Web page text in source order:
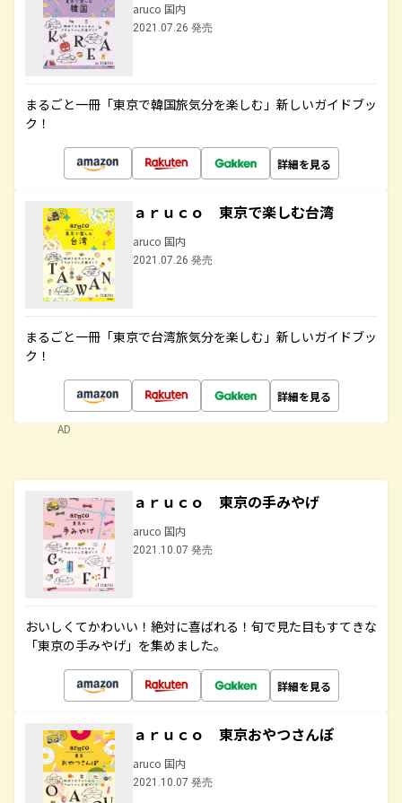
aruco 国内
2021.07.26 発売
まるごと一冊「東京で韓国旅気分を楽しむ」新しいガイドブッ
ク！
詳細を見る
ａｒｕｃｏ 東京で楽しむ台湾
aruco 国内
2021.07.26 発売
まるごと一冊「東京で台湾旅気分を楽しむ」新しいガイドブッ
ク！
詳細を見る
AD
ａｒｕｃｏ 東京の手みやげ
aruco 国内
2021.10.07 発売
おいしくてかわいい！絶対に喜ばれる！旬で見た目もすてきな
「東京の手みやげ」を集めました。
詳細を見る
ａｒｕｃｏ 東京おやつさんぽ
aruco 国内
2021.10.07 発売